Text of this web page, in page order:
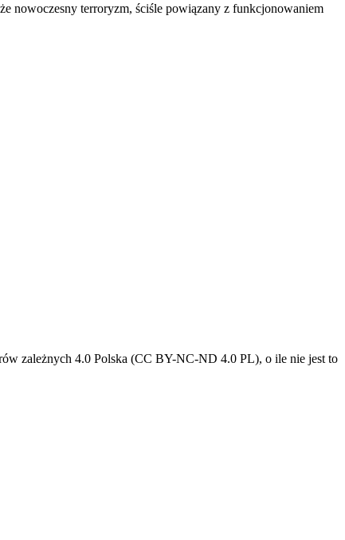
nowoczesny terroryzm, ściśle powiązany z funkcjonowaniem
zależnych 4.0 Polska (CC BY-NC-ND 4.0 PL), o ile nie jest to